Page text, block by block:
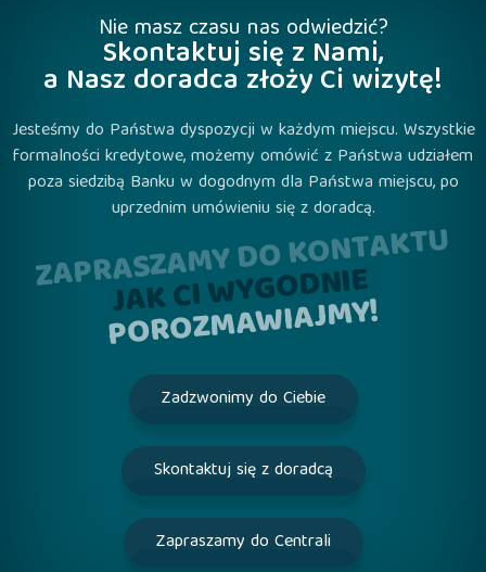
Nie masz czasu nas odwiedzić?
Skontaktuj się z Nami,
a Nasz doradca złoży Ci wizytę!
Jesteśmy do Państwa dyspozycji w każdym miejscu. Wszystkie
formalności kredytowe, możemy omówić z Państwa udziałem
poza siedzibą Banku w dogodnym dla Państwa miejscu, po
uprzednim umówieniu się z doradcą.
ZAPRASZAMY DO KONTAKTU
JAK CI WYGODNIE
POROZMAWIAJMY!
Zadzwonimy do Ciebie
Skontaktuj się z doradcą
Zapraszamy do Centrali